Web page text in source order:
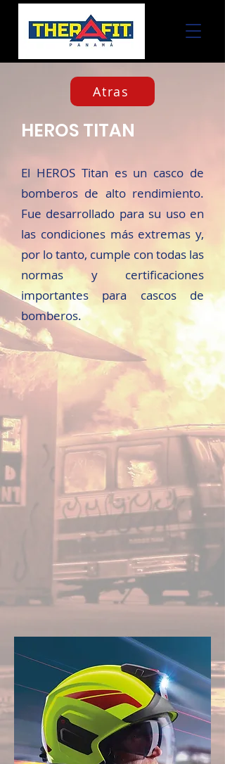
Atras
HEROS TITAN
El HEROS Titan es un casco de
bomberos de alto rendimiento.
Fue desarrollado para su uso en
las condiciones más extremas y,
por lo tanto, cumple con todas las
normas y certificaciones
importantes para cascos de
bomberos.